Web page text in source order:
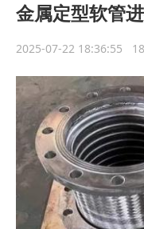
金属定型软管
2025-07-22 18:36:55